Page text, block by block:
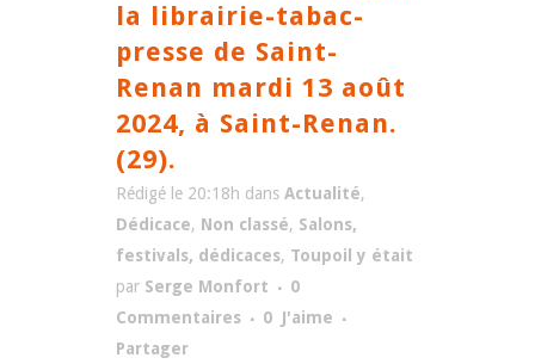
la librairie-tabac-
presse de Saint-
Renan mardi 13 août
2024, à Saint-Renan.
(29).
Rédigé le 20:18h dans Actualité,
Dédicace, Non classé, Salons,
festivals, dédicaces, Toupoil y était
par Serge Monfort
0
Commentaires
0 J'aime
Partager